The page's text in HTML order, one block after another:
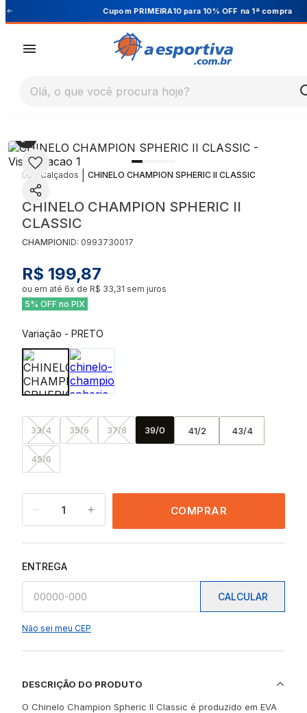
Cupom PRIMEIRA10 para 10% OFF na 1ª compra
Olá, o que você procura hoje?
Calçados CHINELO CHAMPION SPHERIC II CLASSIC
CHINELO CHAMPION SPHERIC II
CLASSIC
CHAMPIONID: 0993730017
R$ 199,87
ou em até 6x de R$ 33,31 sem juros
5% OFF no PIX
Variação - PRETO
33/4 35/6 37/8 39/0 41/2 43/4
45/6
1 COMPRAR
ENTREGA
CALCULAR
Não sei meu CEP
DESCRIÇÃO DO PRODUTO
O Chinelo Champion Spheric II Classic é produzido em EVA